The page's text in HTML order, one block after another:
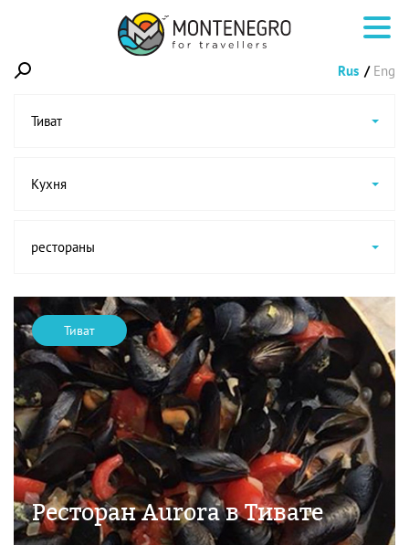
Rus Eng
Тиват
Кухня
рестораны
Тиват
Ресторан Aurora в Тивате